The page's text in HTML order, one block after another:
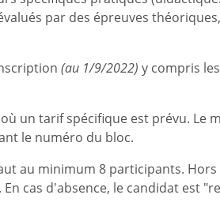
par des épreuves
(au 1/9/2022) y compris
un tarif spécifique est prévu. Le
le numéro du bloc.
au minimum 8 participants. Hors
cas d'absence, le candidat est